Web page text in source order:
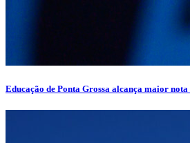
Educação de Ponta Grossa alcança maior